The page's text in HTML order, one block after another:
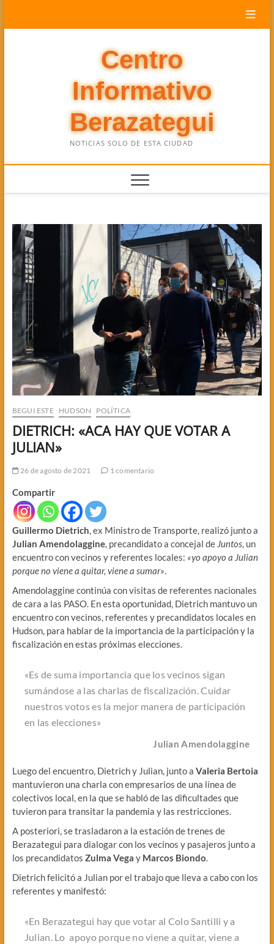
Centro
Informativo
Berazategui
NOTICIAS SOLO DE ESTA CIUDAD
BEGUI ESTE HUDSON POLÍTICA
DIETRICH: «ACA HAY QUE VOTAR A
JULIAN»
26 de agosto de 2021 1 comentario
Compartir
Guillermo Dietrich, ex Ministro de Transporte, realizó junto a
Julian Amendolaggine, precandidato a concejal de Juntos, un
encuentro con vecinos y referentes locales: «yo apoyo a Julian
porque no viene a quitar, viene a sumar».
Amendolaggine continúa con visitas de referentes nacionales
de cara a las PASO. En esta oportunidad, Dietrich mantuvo un
encuentro con vecinos, referentes y precandidatos locales en
Hudson, para hablar de la importancia de la participación y la
fiscalización en estas próximas elecciones.
«Es de suma importancia que los vecinos sigan
sumándose a las charlas de fiscalización. Cuidar
nuestros votos es la mejor manera de participación
en las elecciones»
Julian Amendolaggine
Luego del encuentro, Dietrich y Julian, junto a Valeria Bertoia
mantuvieron una charla con empresarios de una línea de
colectivos local, en la que se habló de las dificultades que
tuvieron para transitar la pandemia y las restricciones.
A posteriori, se trasladaron a la estación de trenes de
Berazategui para dialogar con los vecinos y pasajeros junto a
los precandidatos Zulma Vega y Marcos Biondo.
Dietrich felicitó a Julian por el trabajo que lleva a cabo con los
referentes y manifestó:
«En Berazategui hay que votar al Colo Santilli y a
Julian. Lo apoyo porque no viene a quitar, viene a